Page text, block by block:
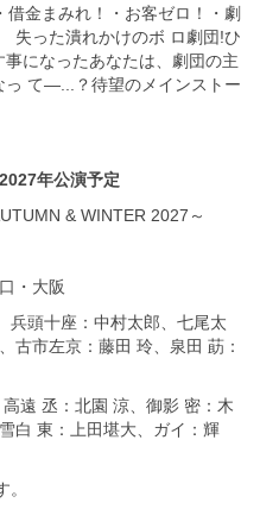
金まみれ！・お客ゼロ！・劇
失った潰れかけのボ ロ劇団!ひ
になったあなたは、劇団の主
っ て―...？待望のメインストー
年公演予定
& WINTER 2027～
・大阪
兵頭十座：中村太郎、七尾太
古市左京：藤田 玲、泉田 莇：
丞：北園 涼、御影 密：木
白 東：上田堪大、ガイ：輝